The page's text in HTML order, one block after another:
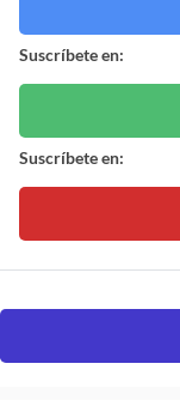
Suscríbete en:
Suscríbete en: